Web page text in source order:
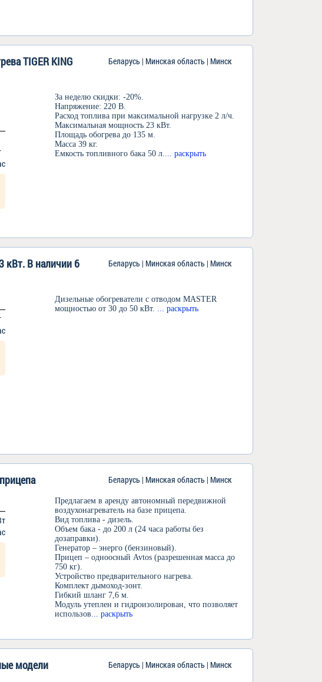
TIGER KING
Беларусь | Минская область | Минск
За неделю скидки: -20%.
Напряжение: 220 В.
Расход топлива при максимальной нагрузке 2 л/ч.
Максимальная мощность 23 кВт.
Площадь обогрева до 135 м.
Масса 39 кг.
Емкость топливного бака 50 л.... раскрыть
кВт. В наличии 6
Беларусь | Минская область | Минск
Дизельные обогреватели с отводом MASTER
мощностью от 30 до 50 кВт. ... раскрыть
Беларусь | Минская область | Минск
Предлагаем в аренду автономный передвижной
воздухонагреватель на базе прицепа.
Вид топлива - дизель.
Объем бака - до 200 л (24 часа работы без
дозаправки).
Генератор – энерго (бензиновый).
Прицеп – одноосный Avtos (разрешенная масса до
750 кг).
Устройство предварительного нагрева.
Комплект дымоход-зонт.
Гибкий шланг 7,6 м.
Модуль утеплен и гидроизолирован, что позволяет
использов... раскрыть
модели
Беларусь | Минская область | Минск